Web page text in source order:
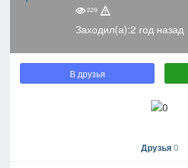
229
Заходил(а):2 год назад
В друзья
Друзья0